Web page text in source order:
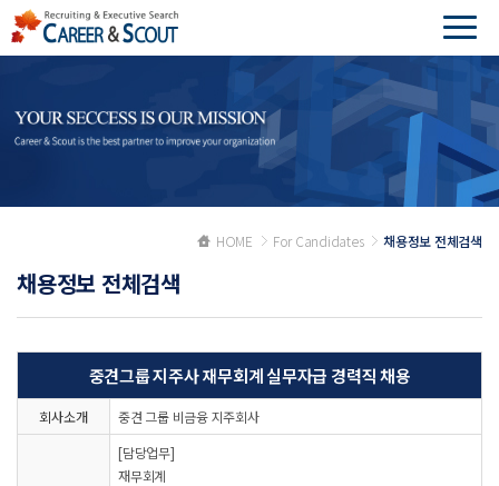
HOME For Candidates 채용정보 전체검색
채용정보 전체검색
중견그룹 지주사 재무회계 실무자급 경력직 채용
회사소개 중견 그룹 비금융 지주회사
[담당업무]
재무회계